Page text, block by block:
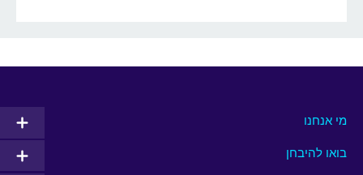
מי אנחנו
בואו להיבחן